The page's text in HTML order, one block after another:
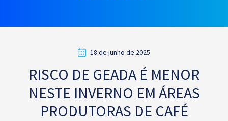
18 de junho de 2025
RISCO DE GEADA É MENOR
NESTE INVERNO EM ÁREAS
PRODUTORAS DE CAFÉ